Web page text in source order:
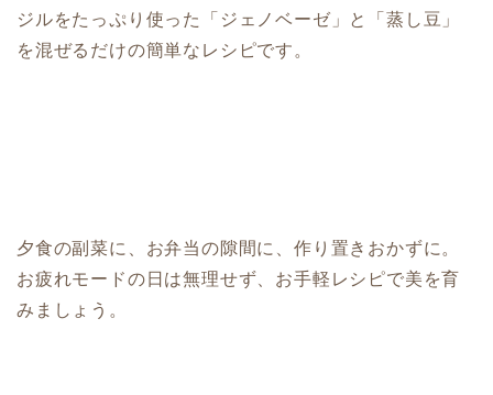
ジルをたっぷり使った「ジェノベーゼ」と「蒸し豆」
を混ぜるだけの簡単なレシピです。
夕食の副菜に、お弁当の隙間に、作り置きおかずに。
お疲れモードの日は無理せず、お手軽レシピで美を育
みましょう。